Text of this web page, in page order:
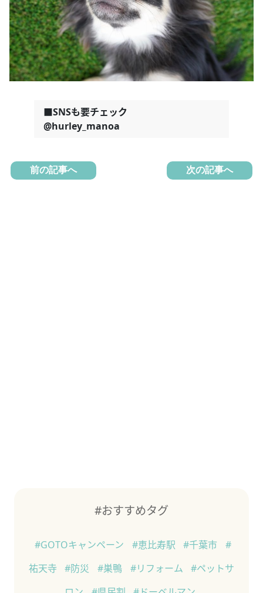
■SNSも要チェック
@hurley_manoa
前の記事へ 次の記事へ
#おすすめタグ
#GOTOキャンペーン #恵比寿駅 #千葉市
#
祐天寺
#防災 #巣鴨 #リフォーム
#ペットサ